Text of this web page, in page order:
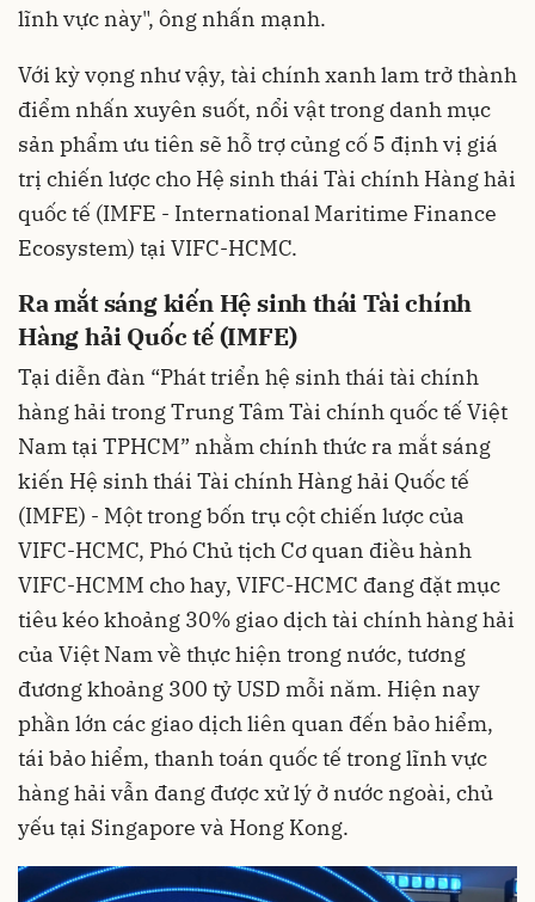
lĩnh vực này", ông nhấn mạnh.
Với kỳ vọng như vậy, tài chính xanh lam trở thành
điểm nhấn xuyên suốt, nổi vật trong danh mục
sản phẩm ưu tiên sẽ hỗ trợ củng cố 5 định vị giá
trị chiến lược cho Hệ sinh thái Tài chính Hàng hải
quốc tế (IMFE - International Maritime Finance
Ecosystem) tại VIFC-HCMC.
Ra mắt sáng kiến Hệ sinh thái Tài chính
Hàng hải Quốc tế (IMFE)
Tại diễn đàn “Phát triển hệ sinh thái tài chính
hàng hải trong Trung Tâm Tài chính quốc tế Việt
Nam tại TPHCM” nhằm chính thức ra mắt sáng
kiến Hệ sinh thái Tài chính Hàng hải Quốc tế
(IMFE) - Một trong bốn trụ cột chiến lược của
VIFC-HCMC, Phó Chủ tịch Cơ quan điều hành
VIFC-HCMM cho hay, VIFC-HCMC đang đặt mục
tiêu kéo khoảng 30% giao dịch tài chính hàng hải
của Việt Nam về thực hiện trong nước, tương
đương khoảng 300 tỷ USD mỗi năm. Hiện nay
phần lớn các giao dịch liên quan đến bảo hiểm,
tái bảo hiểm, thanh toán quốc tế trong lĩnh vực
hàng hải vẫn đang được xử lý ở nước ngoài, chủ
yếu tại Singapore và Hong Kong.